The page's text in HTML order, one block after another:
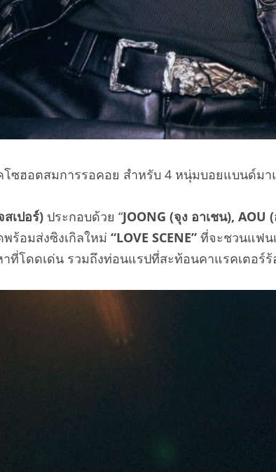
ซฮอตสมการรอคอย สำหรับ 4 หนุ่มบอยแบนด์มา
สเปอร์) ประกอบด้วย “JOONG (จุง อาเชน),
พร้อมส่งซิงเกิลใหม่ “LOVE SCENE” ที่จะชวนแฟน
าที่โดดเด่น รวมถึงท่อนแรปที่สะท้อนคาแรคเตอร์